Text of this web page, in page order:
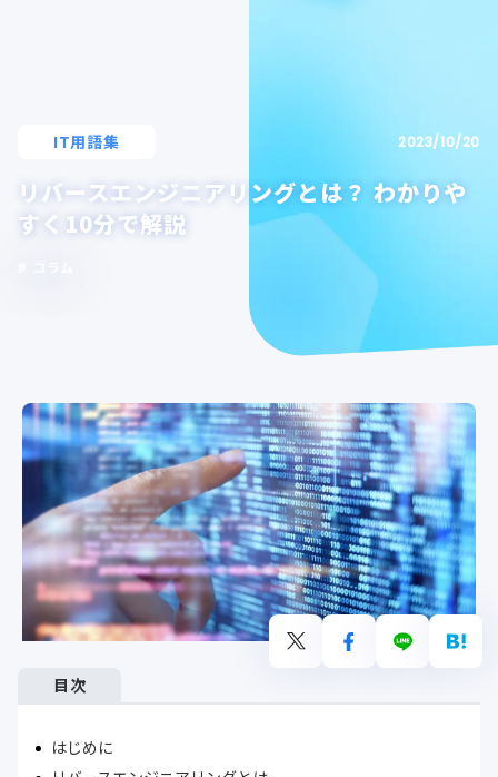
IT用語集 2023/10/20
リバースエンジニアリングとは？ わかりや
すく10分で解説
目次
はじめに